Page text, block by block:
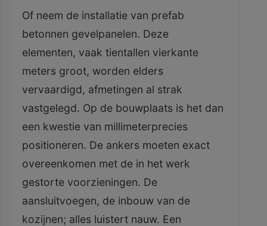
Of neem de installatie van prefab
betonnen gevelpanelen. Deze
elementen, vaak tientallen vierkante
meters groot, worden elders
vervaardigd, afmetingen al strak
vastgelegd. Op de bouwplaats is het dan
een kwestie van millimeterprecies
positioneren. De ankers moeten exact
overeenkomen met de in het werk
gestorte voorzieningen. De
aansluitvoegen, de inbouw van de
kozijnen; alles luistert nauw. Een